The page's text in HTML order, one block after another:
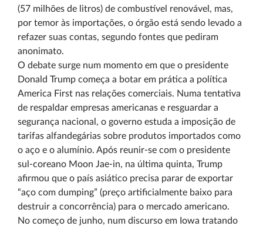
(57 milhões de litros) de combustível renovável, mas,
por temor às importações, o órgão está sendo levado a
refazer suas contas, segundo fontes que pediram
anonimato.
O debate surge num momento em que o presidente
Donald Trump começa a botar em prática a política
America First nas relações comerciais. Numa tentativa
de respaldar empresas americanas e resguardar a
segurança nacional, o governo estuda a imposição de
tarifas alfandegárias sobre produtos importados como
o aço e o alumínio. Após reunir-se com o presidente
sul-coreano Moon Jae-in, na última quinta, Trump
afirmou que o país asiático precisa parar de exportar
“aço com dumping” (preço artificialmente baixo para
destruir a concorrência) para o mercado americano.
No começo de junho, num discurso em Iowa tratando